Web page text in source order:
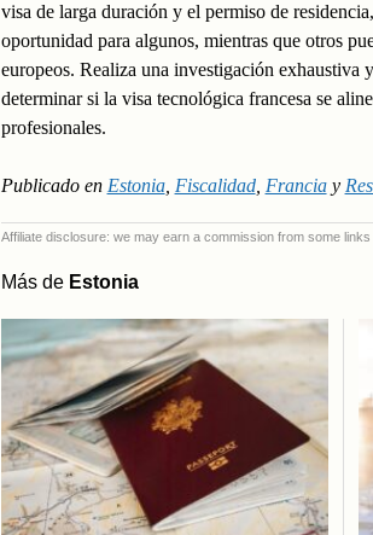
visa de larga duración y el permiso de
oportunidad para algunos, mientras que otros
europeos. Realiza una investigación exhaustiva
determinar si la visa tecnológica francesa se
profesionales.
Publicado en Estonia, Fiscalidad, Franciay
Affiliate disclosure: we may earn a commission from some links
Más de Estonia